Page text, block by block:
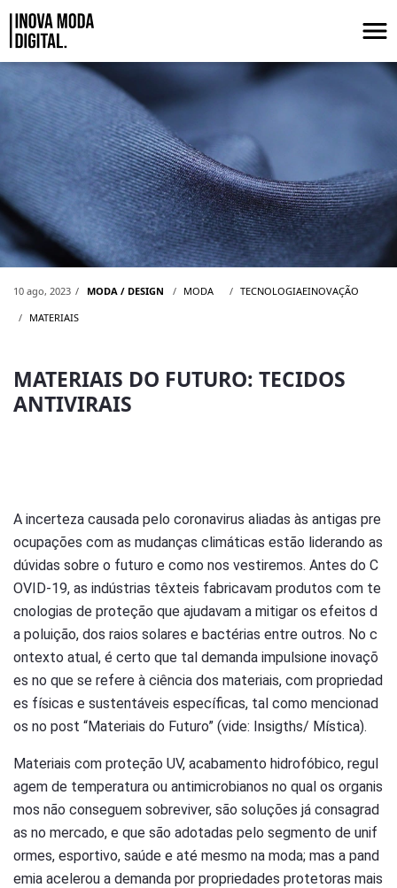
Pular para o Conteúdo principal
MATERIAIS DO FUTURO: TECIDOS
10 ago, 2023 MODA / DESIGN MODA
TECNOLOGIAEINOVAÇÃO
MATERIAIS
MATERIAIS DO FUTURO: TECIDOS
ANTIVIRAIS
A incerteza causada pelo coronavirus aliadas às antigas pre
ocupações com as mudanças climáticas estão liderando as
dúvidas sobre o futuro e como nos vestiremos. Antes do C
OVID-19, as indústrias têxteis fabricavam produtos com te
cnologias de proteção que ajudavam a mitigar os efeitos d
a poluição, dos raios solares e bactérias entre outros. No c
ontexto atual, é certo que tal demanda impulsione inovaçõ
es no que se refere à ciência dos materiais, com propriedad
es físicas e sustentáveis específicas, tal como mencionad
os no post “Materiais do Futuro” (vide: Insigths/ Mística).
Materiais com proteção UV, acabamento hidrofóbico, regul
agem de temperatura ou antimicrobianos no qual os organis
mos não conseguem sobreviver, são soluções já consagrad
as no mercado, e que são adotadas pelo segmento de unif
ormes, esportivo, saúde e até mesmo na moda; mas a pand
emia acelerou a demanda por propriedades protetoras mais